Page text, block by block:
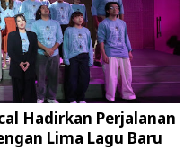
Hadirkan Perjalanan
Lima Lagu Baru